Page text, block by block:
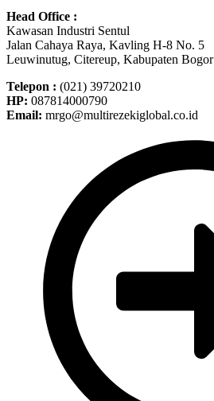
Head Office :
Kawasan Industri Sentul
Jalan Cahaya Raya, Kavling H-8 No. 5
Leuwinutug, Citereup, Kabupaten Bogor
Telepon : (021) 39720210
HP: 087814000790
Email: mrgo@multirezekiglobal.co.id